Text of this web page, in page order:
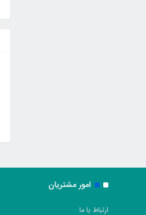
امور مشتریان
ارتباط با ما